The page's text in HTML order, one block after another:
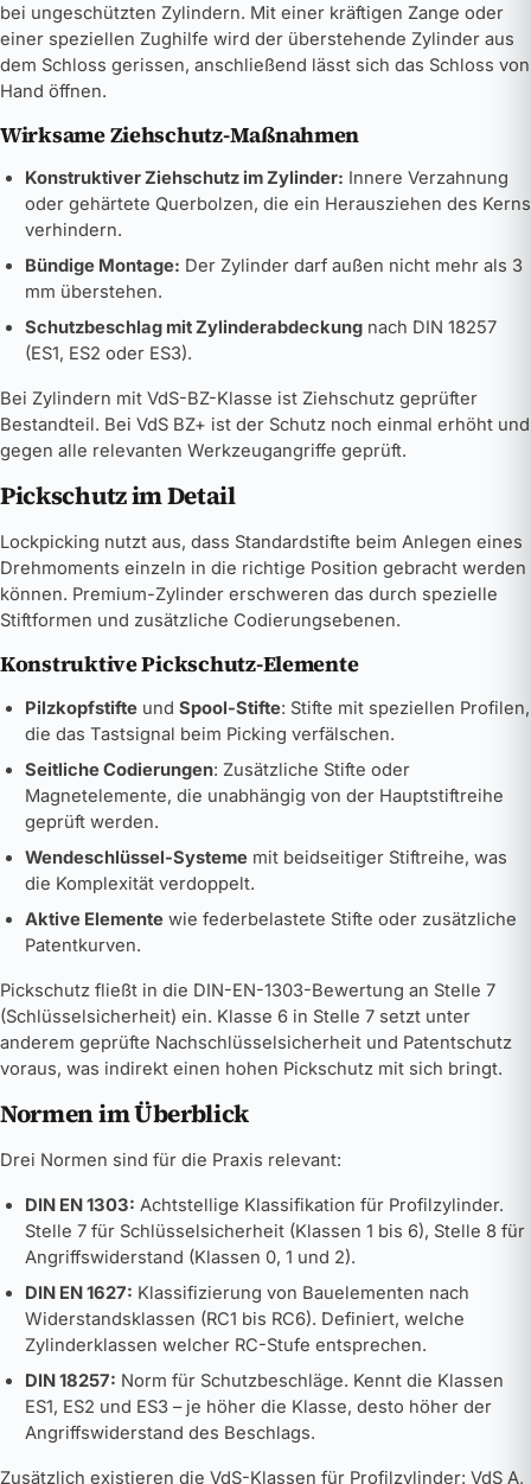
bei ungeschützten Zylindern. Mit einer kräftigen Zange oder
einer speziellen Zughilfe wird der überstehende Zylinder aus
dem Schloss gerissen, anschließend lässt sich das Schloss von
Hand öffnen.
Wirksame Ziehschutz-Maßnahmen
Konstruktiver Ziehschutz im Zylinder: Innere Verzahnung
oder gehärtete Querbolzen, die ein Herausziehen des Kerns
verhindern.
Bündige Montage: Der Zylinder darf außen nicht mehr als 3
mm überstehen.
Schutzbeschlag mit Zylinderabdeckungnach DIN 18257
(ES1, ES2 oder ES3).
Bei Zylindern mit VdS-BZ-Klasse ist Ziehschutz geprüfter
Bestandteil. Bei VdS BZ+ ist der Schutz noch einmal erhöht und
gegen alle relevanten Werkzeugangriffe geprüft.
Pickschutz im Detail
Lockpicking nutzt aus, dass Standardstifte beim Anlegen eines
Drehmoments einzeln in die richtige Position gebracht werden
können. Premium-Zylinder erschweren das durch spezielle
Stiftformen und zusätzliche Codierungsebenen.
Konstruktive Pickschutz-Elemente
Pilzkopfstifteund Spool-Stifte: Stifte mit speziellen Profilen,
die das Tastsignal beim Picking verfälschen.
Seitliche Codierungen: Zusätzliche Stifte oder
Magnetelemente, die unabhängig von der Hauptstiftreihe
geprüft werden.
Wendeschlüssel-Systememit beidseitiger Stiftreihe, was
die Komplexität verdoppelt.
Aktive Elementewie federbelastete Stifte oder zusätzliche
Patentkurven.
Pickschutz fließt in die DIN-EN-1303-Bewertung an Stelle 7
(Schlüsselsicherheit) ein. Klasse 6 in Stelle 7 setzt unter
anderem geprüfte Nachschlüsselsicherheit und Patentschutz
voraus, was indirekt einen hohen Pickschutz mit sich bringt.
Normen im Überblick
Drei Normen sind für die Praxis relevant:
DIN EN 1303: Achtstellige Klassifikation für Profilzylinder.
Stelle 7 für Schlüsselsicherheit (Klassen 1 bis 6), Stelle 8 für
Angriffswiderstand (Klassen 0, 1 und 2).
DIN EN 1627: Klassifizierung von Bauelementen nach
Widerstandsklassen (RC1 bis RC6). Definiert, welche
Zylinderklassen welcher RC-Stufe entsprechen.
DIN 18257: Norm für Schutzbeschläge. Kennt die Klassen
ES1, ES2 und ES3 – je höher die Klasse, desto höher der
Angriffswiderstand des Beschlags.
Zusätzlich existieren die VdS-Klassen für Profilzylinder: VdS A,